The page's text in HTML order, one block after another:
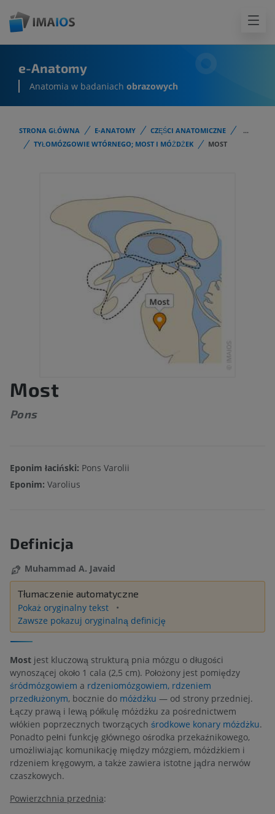
e-Anatomy
Anatomia w badaniach obrazowych
STRONA GŁÓWNA E-ANATOMY CZĘŚCI ANATOMICZNE
...
TYŁOMÓZGOWIE WTÓRNEGO; MOST I MÓŻDŻEK
MOST
Most
Pons
Eponim łaciński: Pons Varolii
Eponim: Varolius
Definicja
Muhammad A. Javaid
Tłumaczenie automatyczne
Pokaż oryginalny tekst
Zawsze pokazuj oryginalną definicję
Most jest kluczową strukturą pnia mózgu o długości
wynoszącej około 1 cala (2,5 cm). Położony jest pomiędzy
śródmózgowiem a rdzeniomózgowiem, rdzeniem
przedłużonym, bocznie do móżdżku — od strony przedniej.
Łączy prawą i lewą półkulę móżdżku za pośrednictwem
włókien poprzecznych tworzących środkowe konary móżdżku.
Ponadto pełni funkcję głównego ośrodka przekaźnikowego,
umożliwiając komunikację między mózgiem, móżdżkiem i
rdzeniem kręgowym, a także zawiera istotne jądra nerwów
czaszkowych.
Powierzchnia przednia: